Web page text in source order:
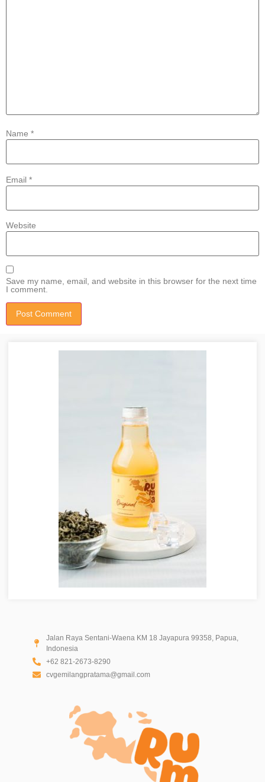
Name *
Email *
Website
Save my name, email, and website in this browser for the next time
I comment.
Jalan Raya Sentani-Waena KM 18 Jayapura 99358, Papua,
Indonesia
+62 821-2673-8290
cvgemilangpratama@gmail.com